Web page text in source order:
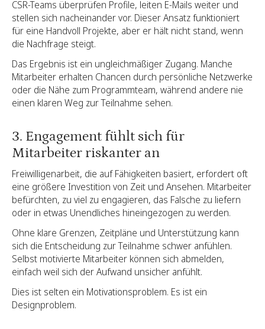
CSR-Teams überprüfen Profile, leiten E-Mails weiter und
stellen sich nacheinander vor. Dieser Ansatz funktioniert
für eine Handvoll Projekte, aber er hält nicht stand, wenn
die Nachfrage steigt.
Das Ergebnis ist ein ungleichmäßiger Zugang. Manche
Mitarbeiter erhalten Chancen durch persönliche Netzwerke
oder die Nähe zum Programmteam, während andere nie
einen klaren Weg zur Teilnahme sehen.
3. Engagement fühlt sich für
Mitarbeiter riskanter an
Freiwilligenarbeit, die auf Fähigkeiten basiert, erfordert oft
eine größere Investition von Zeit und Ansehen. Mitarbeiter
befürchten, zu viel zu engagieren, das Falsche zu liefern
oder in etwas Unendliches hineingezogen zu werden.
Ohne klare Grenzen, Zeitpläne und Unterstützung kann
sich die Entscheidung zur Teilnahme schwer anfühlen.
Selbst motivierte Mitarbeiter können sich abmelden,
einfach weil sich der Aufwand unsicher anfühlt.
Dies ist selten ein Motivationsproblem. Es ist ein
Designproblem.